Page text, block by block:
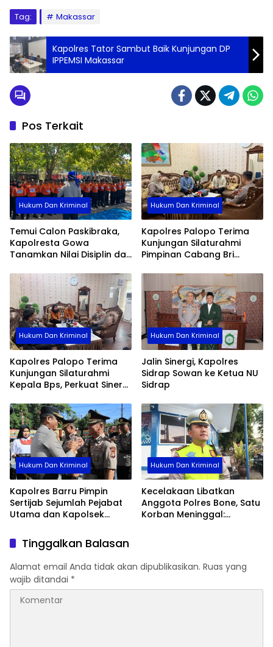
Tag: Makassar
Kapolres Tator Sambut Baik Kunjungan DP
IPPEMSI Makassar
Pos Terkait
Hukum Dan Kriminal
Temui Calon Paskibraka,
Kapolresta Gowa
Tanamkan Nilai Disiplin dan
Hukum Dan Kriminal
Kapolres Palopo Terima
Kunjungan Silaturahmi
Pimpinan Cabang Bri
Hukum Dan Kriminal
Kapolres Palopo Terima
Kunjungan Silaturahmi
Kepala Bps, Perkuat Sinergi
Hukum Dan Kriminal
Jalin Sinergi, Kapolres
Sidrap Sowan ke Ketua NU
Sidrap
Hukum Dan Kriminal
Kapolres Barru Pimpin
Sertijab Sejumlah Pejabat
Utama dan Kapolsek
Organisasi
Hukum Dan Kriminal
Kecelakaan Libatkan
Anggota Polres Bone, Satu
Korban Meninggal:
Tinggalkan Balasan
Alamat email Anda tidak akan dipublikasikan. Ruas yang
wajib ditandai *